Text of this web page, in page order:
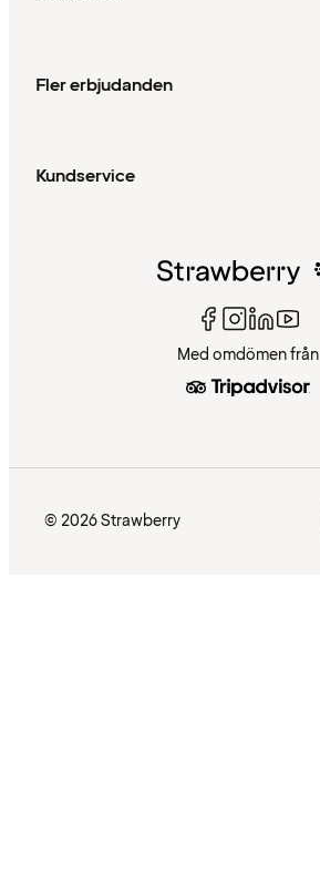
Fler erbjudanden
Kundservice
Med omdömen från
© 2026 Strawberry